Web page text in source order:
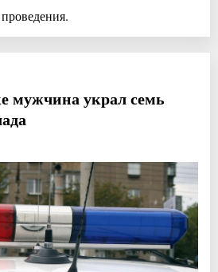
мужчина украл семь